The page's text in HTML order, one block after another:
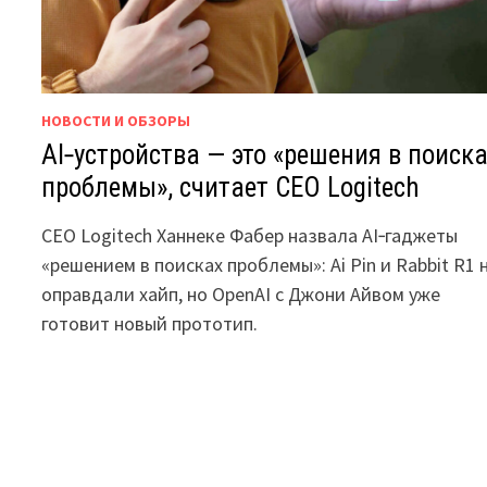
НОВОСТИ И ОБЗОРЫ
AI‑устройства — это «решения в
проблемы», считает CEO Logitech
CEO Logitech Ханнеке Фабер назвала AI‑гаджеты
«решением в поисках проблемы»: Ai Pin и Rabbit R1
оправдали хайп, но OpenAI с Джони Айвом уже
готовит новый прототип.